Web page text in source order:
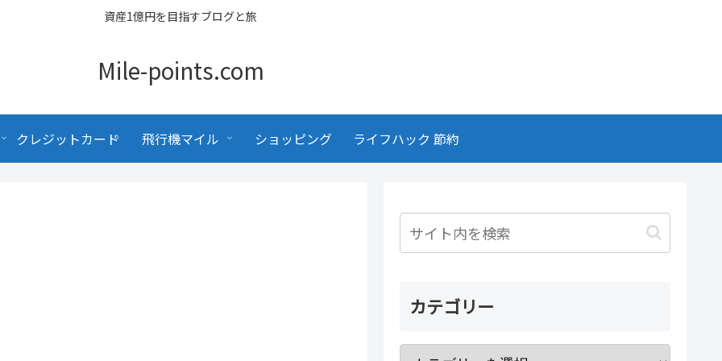
資産1億円を目指すブログと旅
Mile-points.com
クレジットカード 飛行機マイル ショッピング ライフハック 節約
カテゴリー